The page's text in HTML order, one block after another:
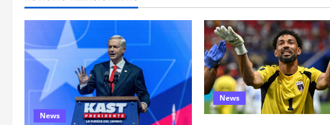
g
a
c
News
News